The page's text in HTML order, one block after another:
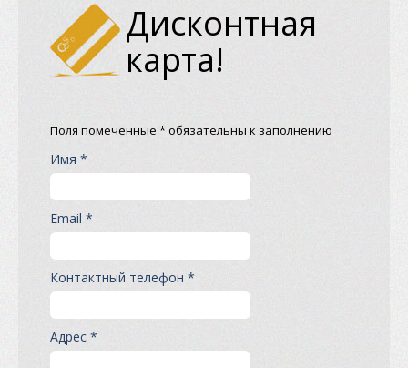
Дисконтная
карта!
Поля помеченные * обязательны к заполнению
Имя *
Email *
Контактный телефон *
Адрес *